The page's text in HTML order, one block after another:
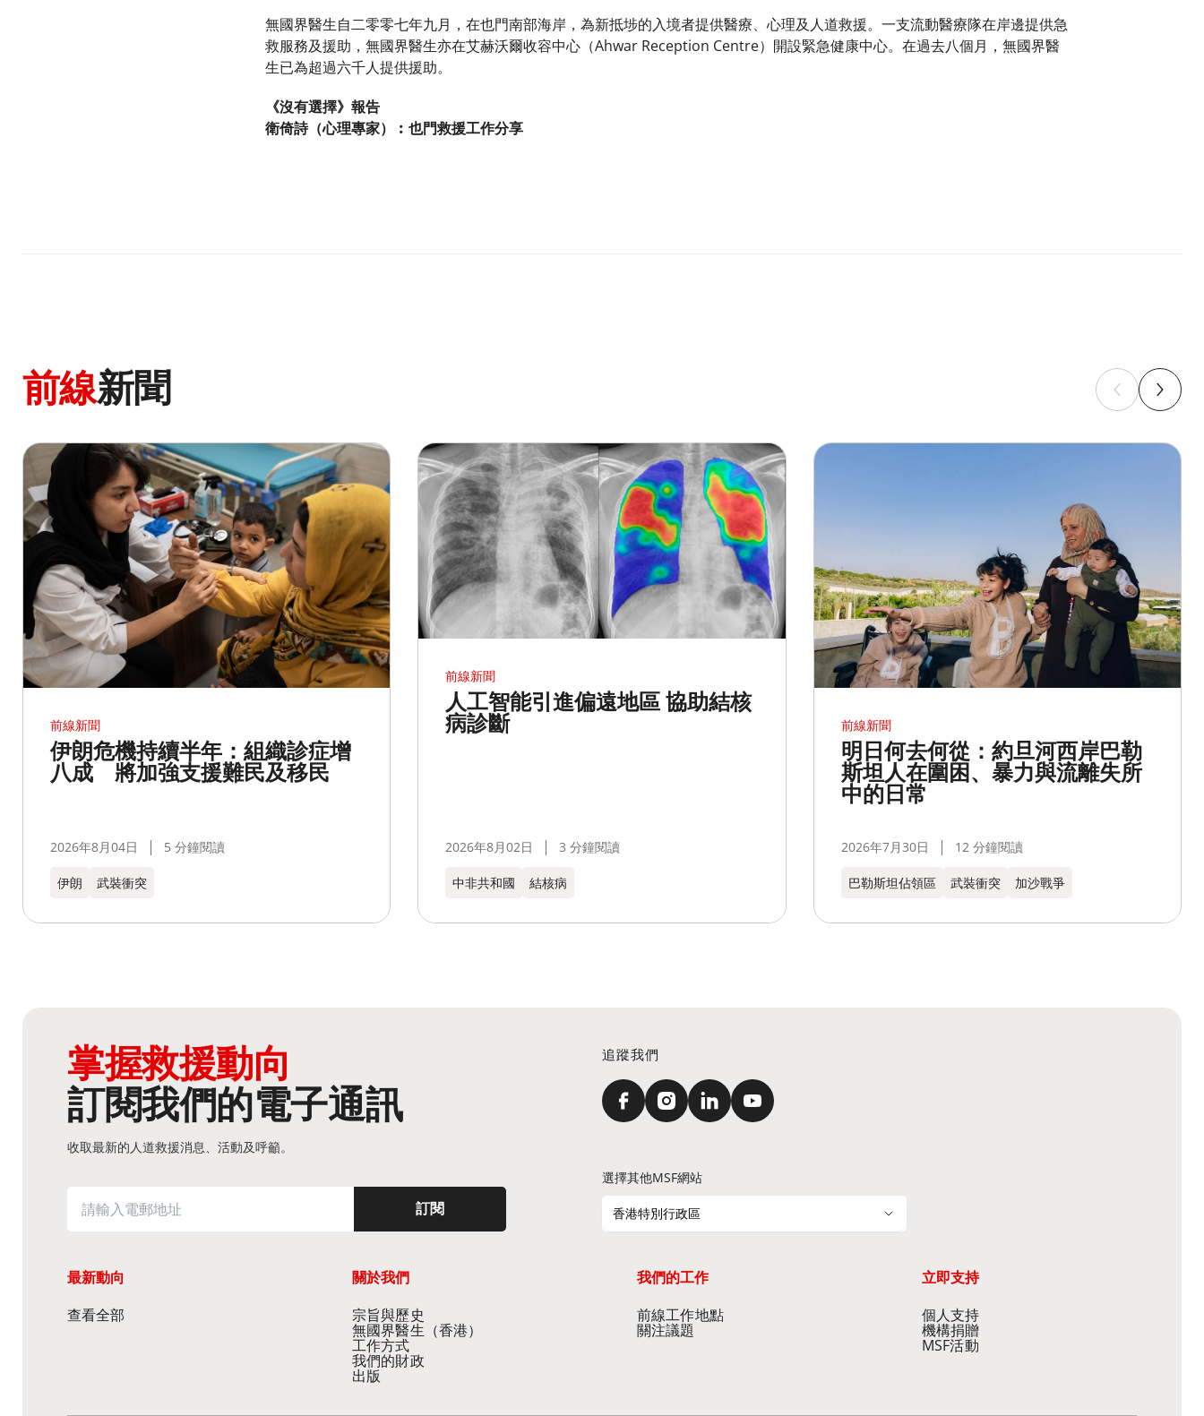
無國界醫生自二零零七年九月，在也門南部海岸，為新抵埗的入境者提供醫療、心理及人道救援。一支流動醫療隊在岸邊提供急
救服務及援助，無國界醫生亦在艾赫沃爾收容中心（Ahwar Reception Centre）開設緊急健康中心。在過去八個月，無國界醫
生已為超過六千人提供援助。
《沒有選擇》報告
衛倚詩（心理專家）︰也門救援工作分享
前線新聞
前線新聞
伊朗危機持續半年：組織診症增
八成 將加強支援難民及移民
2026年8月04日 5 分鐘閱讀
伊朗 武裝衝突
前線新聞
人工智能引進偏遠地區 協助結核
病診斷
2026年8月02日 3 分鐘閱讀
中非共和國 結核病
前線新聞
明日何去何從：約旦河西岸巴勒
斯坦人在圍困、暴力與流離失所
中的日常
2026年7月30日 12 分鐘閱讀
巴勒斯坦佔領區 武裝衝突 加沙戰爭
掌握救援動向
訂閱我們的電子通訊
收取最新的人道救援消息、活動及呼籲。
訂閱
追蹤我們
選擇其他MSF網站
香港特別行政區
最新動向
查看全部
關於我們
宗旨與歷史​
無國界醫生（香港）​
工作方式
我們的財政
出版
我們的工作
前線工作地點​
關注議題
立即支持
個人支持
機構捐贈
MSF活動